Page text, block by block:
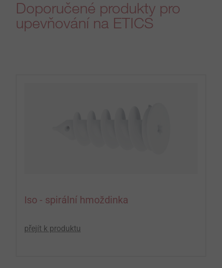
Doporučené produkty pro
upevňování na ETICS
Iso - spirální hmoždinka
přejít k produktu